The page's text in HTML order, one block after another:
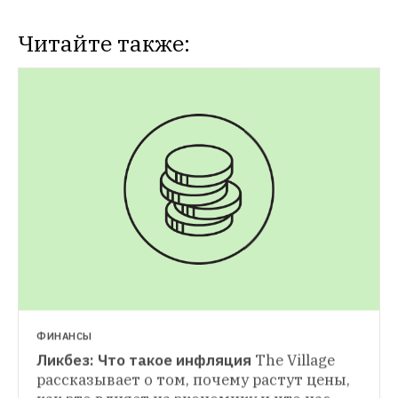
Читайте также:
Стоит ли ждать проблем с банковскими
ФИНАНСЫ
Ликбез: Что такое инфляция The Village
рассказывает о том, почему растут цены,